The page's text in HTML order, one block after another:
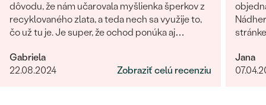
dôvodu, že nám učarovala myšlienka šperkov z
recyklovaného zlata, a teda nech sa využije to,
čo už tu je. Je super, že ochod ponúka aj
namiesto prírodných. Čo sa týka showroomu v
Bratislave, môžem len odporúčať. Pani Marianna
Gabriela
22.08.2024
Zobraziť celú recenziu
Jana